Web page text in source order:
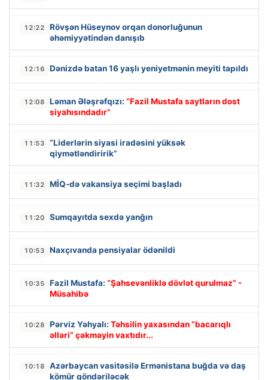
12:22
Rövşən Hüseynov orqan donorluğunun
əhəmiyyətindən danışıb
12:16 Dənizdə batan 16 yaşlı yeniyetmənin meyiti tapıldı
12:08 Ləman Ələşrəfqızı: “Fazil Mustafa saytların dost
siyahısındadır”
11:53
“Liderlərin siyasi iradəsini yüksək
qiymətləndiririk”
11:32 MİQ-də vakansiya seçimi başladı
11:20 Sumqayıtda sexdə yanğın
10:53 Naxçıvanda pensiyalar ödənildi
10:35 Fazil Mustafa: “Şahsevənliklə dövlət qurulmaz” -
Müsahibə
10:28 Pərviz Yəhyalı: Təhsilin yaxasından “bacarıqlı
əlləri” çəkməyin vaxtıdır...
10:18
Azərbaycan vasitəsilə Ermənistana buğda və daş
kömür göndəriləcək